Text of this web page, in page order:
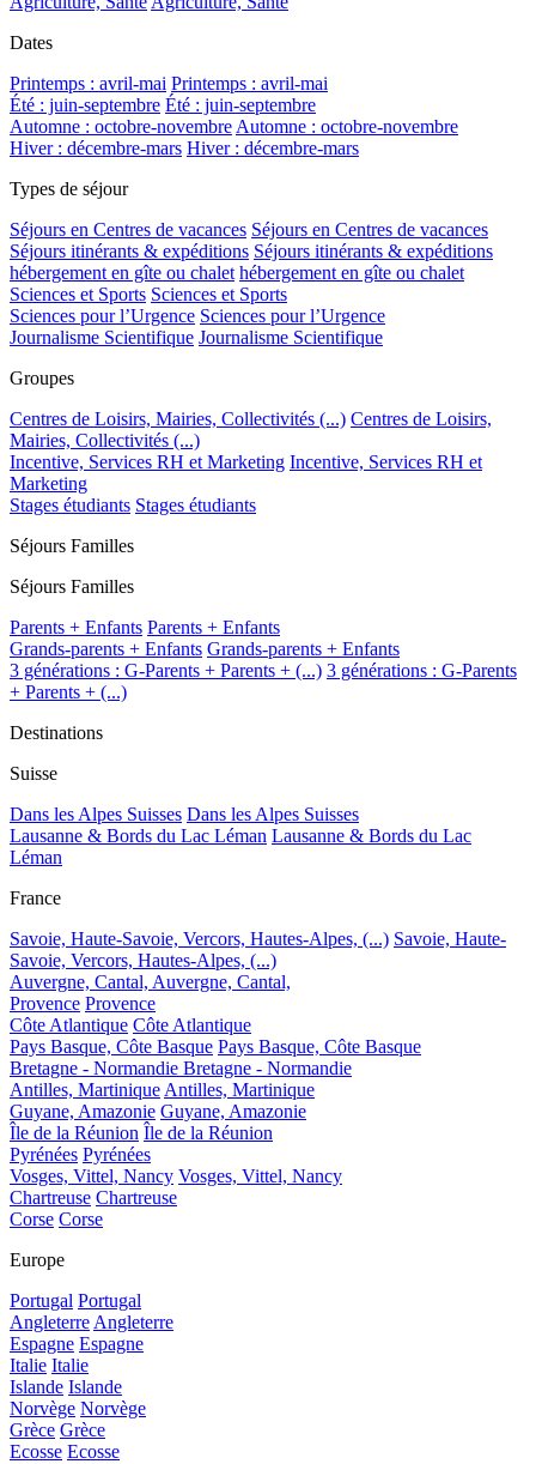
Dates
Printemps : avril-mai Printemps : avril-mai
Été : juin-septembre Été : juin-septembre
Automne : octobre-novembreAutomne : octobre-novembre
Hiver : décembre-mars Hiver : décembre-mars
Types de séjour
Séjours en Centres de vacances Séjours en Centres de vacances
Séjours itinérants & expéditions Séjours itinérants & expéditions
hébergement en gîte ou chalet hébergement en gîte ou chalet
Sciences et Sports Sciences et Sports
Sciences pour l’Urgence Sciences pour l’Urgence
Journalisme Scientifique Journalisme Scientifique
Groupes
Centres de Loisirs, Mairies, Collectivités (...) Centres de Loisirs,
Mairies, Collectivités (...)
Incentive, Services RH et Marketing Incentive, Services RH et
Marketing
Stages étudiants Stages étudiants
Séjours Familles
Séjours Familles
Parents + Enfants Parents + Enfants
Grands-parents + Enfants Grands-parents + Enfants
3 générations : G-Parents + Parents + (...) 3 générations : G-Parents
+ Parents + (...)
Destinations
Suisse
Dans les Alpes Suisses Dans les Alpes Suisses
Lausanne & Bords du Lac Léman Lausanne & Bords du Lac
Léman
France
Savoie, Haute-Savoie, Vercors, Hautes-Alpes, (...) Savoie, Haute-
Savoie, Vercors, Hautes-Alpes, (...)
Auvergne, Cantal, Auvergne, Cantal,
Provence Provence
Côte Atlantique Côte Atlantique
Pays Basque, Côte Basque Pays Basque, Côte Basque
Bretagne - Normandie Bretagne - Normandie
Antilles, MartiniqueAntilles, Martinique
Guyane, Amazonie Guyane, Amazonie
Île de la Réunion Île de la Réunion
Pyrénées Pyrénées
Vosges, Vittel, Nancy Vosges, Vittel, Nancy
Chartreuse Chartreuse
Corse Corse
Europe
Portugal Portugal
AngleterreAngleterre
Espagne Espagne
Italie Italie
Islande Islande
Norvège Norvège
Grèce Grèce
Ecosse Ecosse